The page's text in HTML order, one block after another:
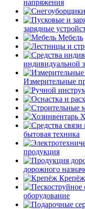
напряжения
зарядные
Мебель
индивидуальной
Измерительные
бытовая техника
продукция
дорожного
Крепёж
оборудование